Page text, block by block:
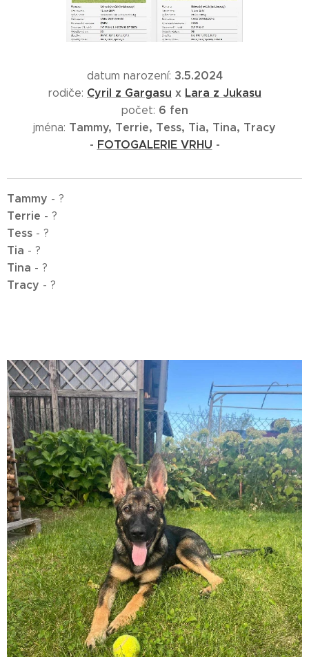
datum narození: 3.5.2024
rodiče: Cyril z Gargasu x Lara z Jukasu
počet: 6 fen
jména: Tammy, Terrie, Tess, Tia, Tina, Tracy
- FOTOGALERIE VRHU -
Tammy - ?
Terrie - ?
Tess - ?
Tia - ?
Tina - ?
Tracy - ?